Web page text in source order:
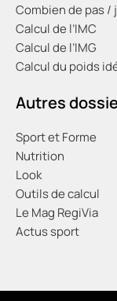
Combien de pas /
Calcul de l’IMC
Calcul de l’IMG
Calcul du poids
Autres
Sport et Forme
Nutrition
Look
Outils de calcul
Le Mag RegiVia
Actus sport